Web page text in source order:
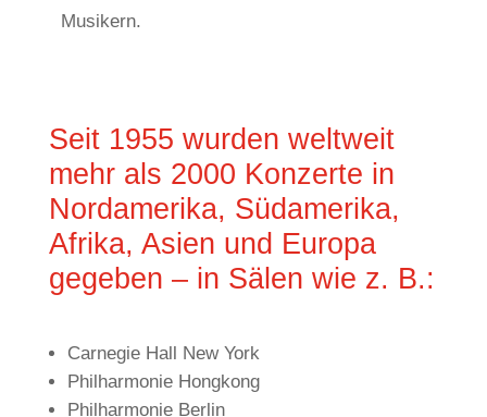
Musikern.
Seit 1955 wurden weltweit
mehr als 2000 Konzerte in
Nordamerika, Südamerika,
Afrika, Asien und Europa
gegeben – in Sälen wie z. B.:
Carnegie Hall New York
Philharmonie Hongkong
Philharmonie Berlin